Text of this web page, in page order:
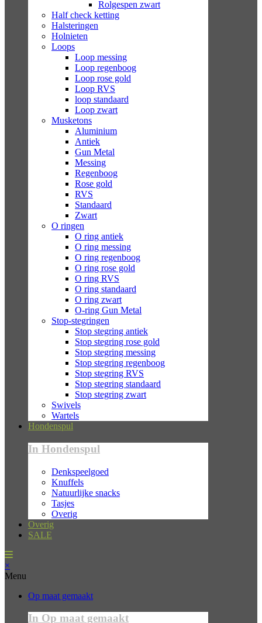
Rolgespen zwart
Half check ketting
Halsteringen
Holnieten
Loops
Loop messing
Loop regenboog
Loop rose gold
Loop RVS
loop standaard
Loop zwart
Musketons
Aluminium
Antiek
Gun Metal
Messing
Regenboog
Rose gold
RVS
Standaard
Zwart
O ringen
O ring antiek
O ring messing
O ring regenboog
O ring rose gold
O ring RVS
O ring standaard
O ring zwart
O-ring Gun Metal
Stop-stegringen
Stop stegring antiek
Stop stegring rose gold
Stop stegring messing
Stop stegring regenboog
Stop stegring RVS
Stop stegring standaard
Stop stegring zwart
Swivels
Wartels
Hondenspul
In Hondenspul
Denkspeelgoed
Knuffels
Natuurlijke snacks
Tasjes
Overig
Overig
SALE
×
Menu
Op maat gemaakt
In Op maat gemaakt